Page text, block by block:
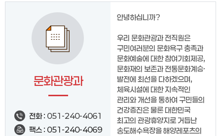
문화관광과
전화 : 051-240-4061
팩스 : 051-240-4069
안녕하십니까?
우리 문화관광과 전직원은
구민여러분의 문화욕구 충족과
문화예술에 대한 참여기회제공,
문화재의 보존과 전통문화계승·
발전에 최선을 다하겠으며,
체육시설에 대한 지속적인
관리와 개선을 통하여 구민들의
건강증진은 물론 대한민국
최고의 관광휴양지로 거듭난
송도해수욕장을 해양레포츠의